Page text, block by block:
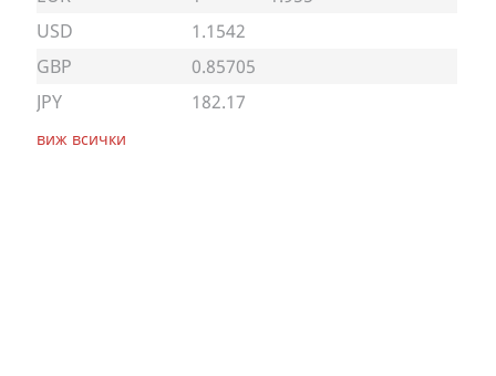
USD
1.1542
GBP
0.85705
JPY
182.17
виж всички